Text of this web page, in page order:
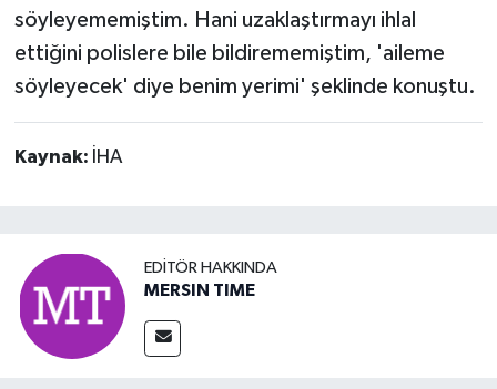
söyleyememiştim. Hani uzaklaştırmayı ihlal
ettiğini polislere bile bildirememiştim, 'aileme
söyleyecek' diye benim yerimi' şeklinde konuştu.
Kaynak: İHA
EDITÖR HAKKINDA
MERSIN TIME